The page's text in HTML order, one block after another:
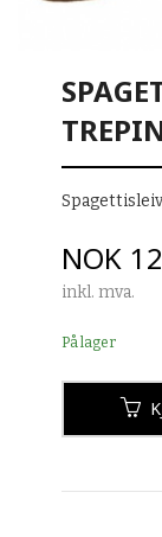
Pris
NOK
inkl. mva.
På lager